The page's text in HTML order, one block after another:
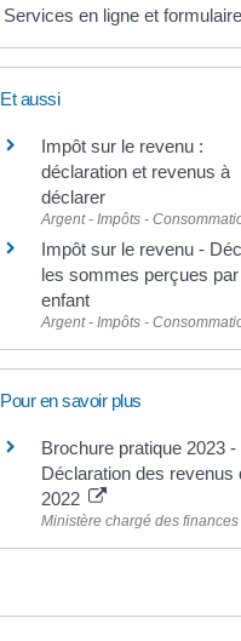
Services en ligne et
Et aussi
Impôt sur le revenu :
déclaration et revenus à
déclarer
Argent - Impôts -
Impôt sur le revenu -
les sommes perçues
enfant
Argent - Impôts -
Pour en savoir plus
Brochure pratique 2023 -
Déclaration des revenus
2022
Ministère chargé des finances